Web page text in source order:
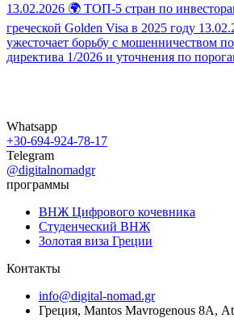
13.02.2026 🌍 ТОП-5 стран по
греческой Golden Visa в 2025 году
ужесточает борьбу с мошенничеством
директива 1/2026 и уточнения по
Whatsapp
+30-694-924-78-17
Telegram
@digitalnomadgr
программы
ВНЖ Цифрового кочевника
Студенческий ВНЖ
Золотая виза Греции
Контакты
info@digital-nomad.gr
Греция, Mantos Mavrogenous 8Α,